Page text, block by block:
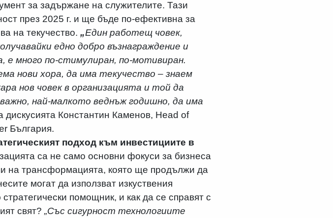
за задържане на служителите. Тази
през 2025 г. и ще бъде по-ефективна за
на текучество. „Един работещ човек,
едно добро възнаграждение и
е много по-стимулиран, по-мотивиран.
нови хора, да има текучество – знаем
нов човек в организацията и той да
най-малкото веднъж годишно, да има
дискусията Константин Каменов, Head of
България.
подход към инвестициите в
са не само основни фокуси за бизнеса
на трансформацията, която ще продължи да
могат да използват изкуствения
помощник, и как да се справят с
свят? „Със сигурност технологиите